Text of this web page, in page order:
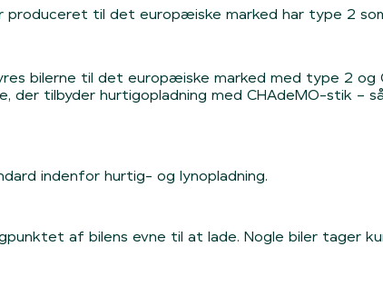
til det europæiske marked har type 2
bilerne til det europæiske marked med type 2 og
tilbyder hurtigopladning med CHAdeMO-stik –
indenfor hurtig- og lynopladning.
af bilens evne til at lade. Nogle biler tager